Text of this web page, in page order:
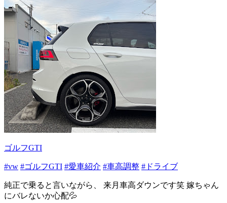
ゴルフGTI
#vw #ゴルフGTI #愛車紹介 #車高調整 #ドライブ
純正で乗ると言いながら、 来月車高ダウンです笑 嫁ちゃん
にバレないか心配💦